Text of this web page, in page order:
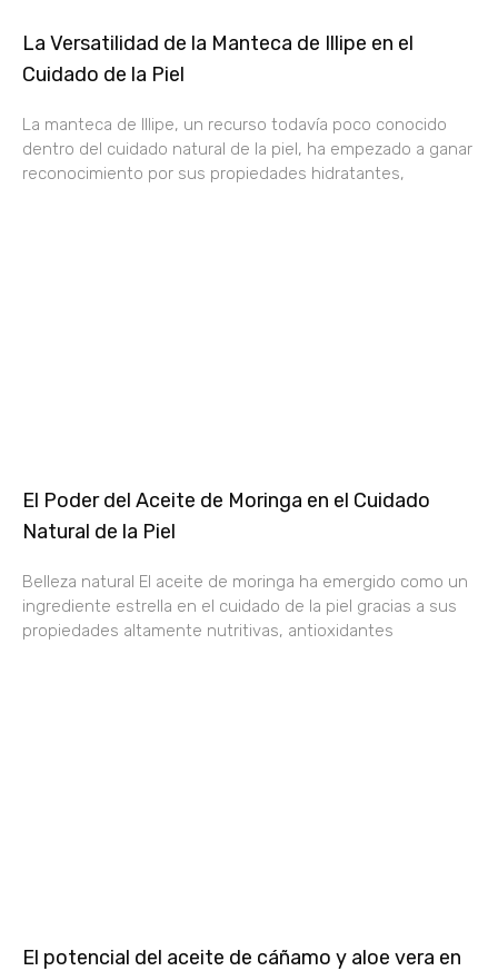
La Versatilidad de la Manteca de Illipe en el
Cuidado de la Piel
La manteca de Illipe, un recurso todavía poco conocido
dentro del cuidado natural de la piel, ha empezado a ganar
reconocimiento por sus propiedades hidratantes,
El Poder del Aceite de Moringa en el Cuidado
Natural de la Piel
Belleza natural El aceite de moringa ha emergido como un
ingrediente estrella en el cuidado de la piel gracias a sus
propiedades altamente nutritivas, antioxidantes
El potencial del aceite de cáñamo y aloe vera en